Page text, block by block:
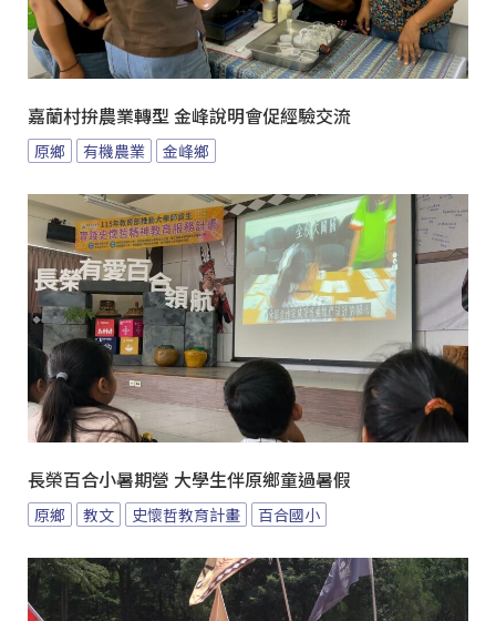
嘉蘭村拚農業轉型 金峰說明會促經驗交流
原鄉 有機農業 金峰鄉
長榮百合小暑期營 大學生伴原鄉童過暑假
原鄉 教文 史懷哲教育計畫 百合國小